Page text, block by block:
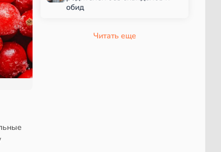
обид
Читать еще